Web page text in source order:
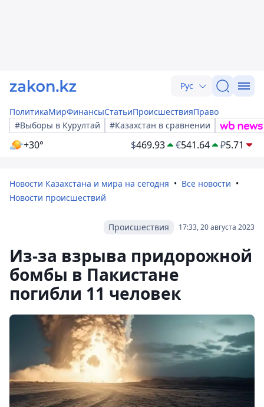
Рус
ПолитикаМирФинансыСтатьиПроисшествияПраво
#Выборы в Курултай
#Казахстан в сравнении
+30° $469.93 €541.64 ₽5.71
Новости Казахстана и мира на сегодня
Все новости
Новости происшествий
17:33, 20 августа 2023
Происшествия
Из-за взрыва придорожной
бомбы в Пакистане
погибли 11 человек